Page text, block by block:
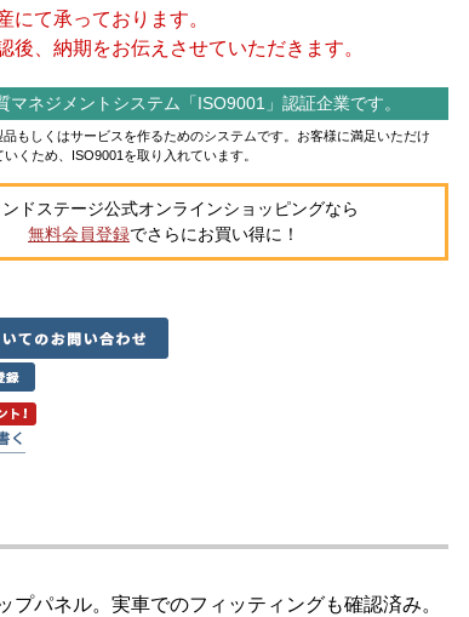
にて承っております。
、納期をお伝えさせていただきます。
マネジメントシステム「ISO9001」認証企業です。
品もしくはサービスを作るためのシステムです。お客様に満足いただけ
くため、ISO9001を取り入れています。
ドステージ公式オンラインショッピングなら
無料会員登録でさらにお買い得に！
パネル。実車でのフィッティングも確認済み。